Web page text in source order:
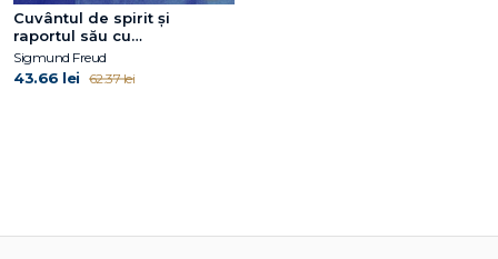
Cuvântul de spirit și
raportul său cu
inconștientul - Opere
Esenţiale, vol. 4
Sigmund Freud
43.66 lei 62.37 lei